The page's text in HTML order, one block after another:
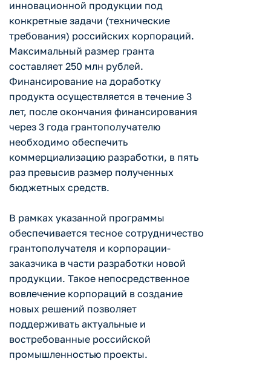
инновационной продукции под
конкретные задачи (технические
требования) российских корпораций.
Максимальный размер гранта
составляет 250 млн рублей.
Финансирование на доработку
продукта осуществляется в течение 3
лет, после окончания финансирования
через 3 года грантополучателю
необходимо обеспечить
коммерциализацию разработки, в пять
раз превысив размер полученных
бюджетных средств.
В рамках указанной программы
обеспечивается тесное сотрудничество
грантополучателя и корпорации-
заказчика в части разработки новой
продукции. Такое непосредственное
вовлечение корпораций в создание
новых решений позволяет
поддерживать актуальные и
востребованные российской
промышленностью проекты.